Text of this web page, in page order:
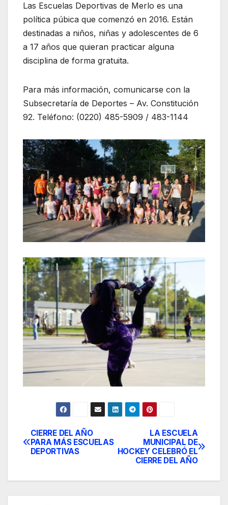
Las Escuelas Deportivas de Merlo es una
política púbica que comenzó en 2016. Están
destinadas a niños, niñas y adolescentes de 6
a 17 años que quieran practicar alguna
disciplina de forma gratuita.
Para más información, comunicarse con la
Subsecretaría de Deportes – Av. Constitución
92. Teléfono: (0220) 485-5909 / 483-1144
Post
navigation
LA ESCUELA
MUNICIPAL DE
HOCKEY CELEBRÓ EL
CIERRE DEL AÑO
CIERRE DEL AÑO
PARA MÁS ESCUELAS
DEPORTIVAS